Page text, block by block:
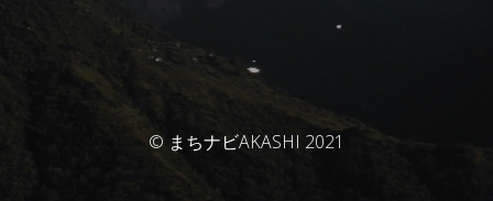
© まちナビAKASHI 2021